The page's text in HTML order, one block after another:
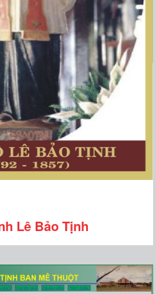
Lê Bảo Tịnh